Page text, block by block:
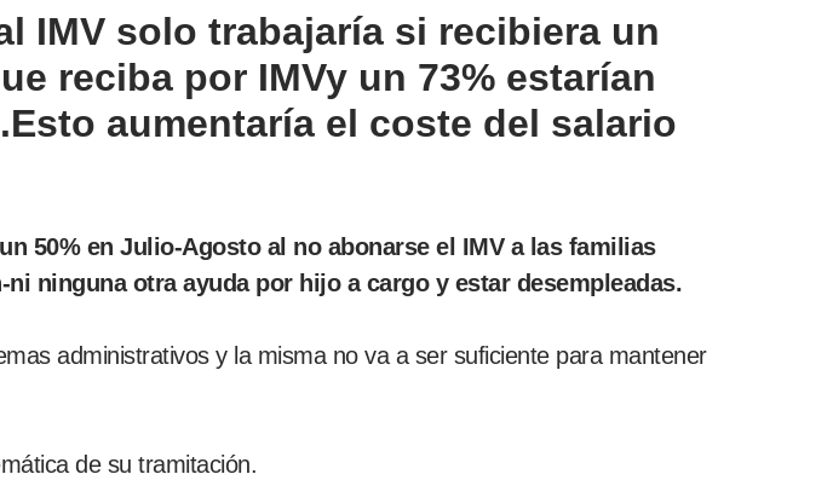
IMV solo trabajaría si recibiera un
reciba por IMVy un 73% estarían
aumentaría el coste del salario
50% en Julio-Agosto al no abonarse el IMV a las familias
ninguna otra ayuda por hijo a cargo y estar desempleadas.
administrativos y la misma no va a ser suficiente para mantener
de su tramitación.